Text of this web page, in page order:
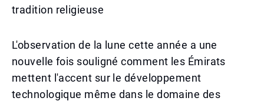
tradition religieuse
L'observation de la lune cette année a une
nouvelle fois souligné comment les Émirats
mettent l'accent sur le développement
technologique même dans le domaine des